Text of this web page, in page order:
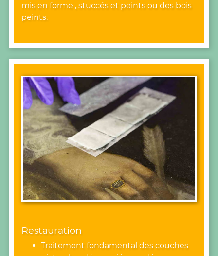
mis en forme , stuccés et peints ou des bois
peints.
Restauration
Traitement fondamental des couches